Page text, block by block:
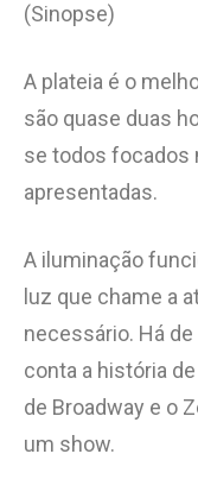
(Sinopse)
A plateia é o
são quase duas
se todos focados
apresentadas.
A iluminação
luz que chame a
necessário. Há
conta a história
de Broadway e o
um show.